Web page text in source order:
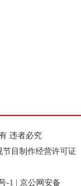
违者必究
节目制作经营许可证
-1 | 京公网安备